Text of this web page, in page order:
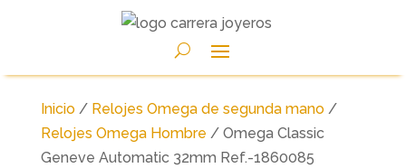
Inicio/ Relojes Omega de segunda mano/
Relojes Omega Hombre / Omega Classic
Geneve Automatic 32mm Ref.-1860085